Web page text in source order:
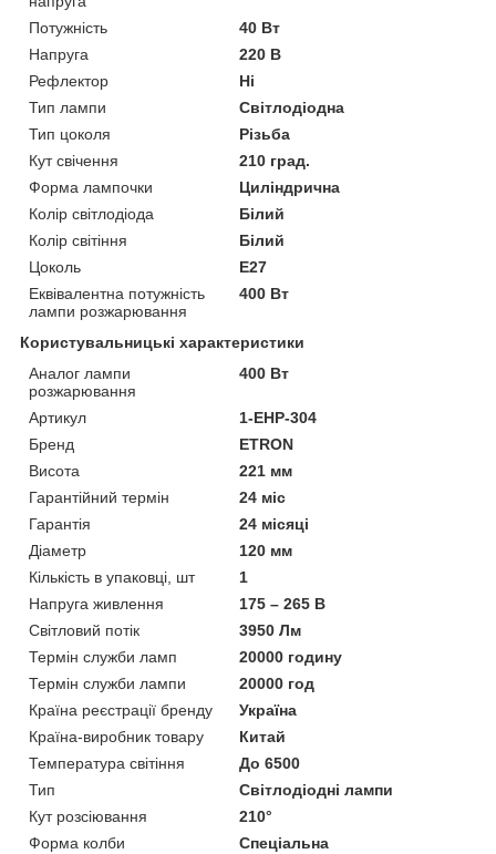
Потужність
40 Вт
Напруга
220 В
Рефлектор
Ні
Тип лампи
Світлодіодна
Тип цоколя
Різьба
Кут свічення
210 град.
Форма лампочки
Циліндрична
Колір світлодіода
Білий
Колір світіння
Білий
Цоколь
E27
Еквівалентна потужність
лампи розжарювання
400 Вт
Користувальницькі характеристики
Аналог лампи
розжарювання
400 Вт
Артикул
1-EHP-304
Бренд
ETRON
Висота
221 мм
Гарантійний термін
24 міс
Гарантія
24 місяці
Діаметр
120 мм
Кількість в упаковці, шт
1
Напруга живлення
175 – 265 В
Світловий потік
3950 Лм
Термін служби ламп
20000 годину
Термін служби лампи
20000 год
Країна реєстрації бренду
Україна
Країна-виробник товару
Китай
Температура світіння
До 6500
Тип
Світлодіодні лампи
Кут розсіювання
210°
Форма колби
Спеціальна